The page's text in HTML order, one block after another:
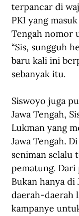
terpancar di
PKI yang
Tengah nomor
“Sis, sungguh
baru kali ini
sebanyak itu.
Siswoyo juga
Jawa Tengah,
Lukman yang
Jawa Tengah.
seniman selalu
pematung. Dari
Bukan hanya di
daerah-daerah
kampanye